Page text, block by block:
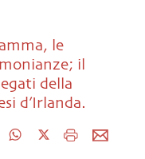
le
il
della
d’Irlanda.